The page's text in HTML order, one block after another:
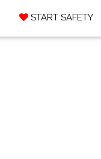
START SAFETY